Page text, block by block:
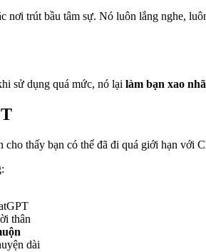
nơi trút bầu tâm sự. Nó luôn lắng nghe,
sử dụng quá mức, nó lại làm bạn xao
thấy bạn có thể đã đi quá giới hạn với
thân
dài